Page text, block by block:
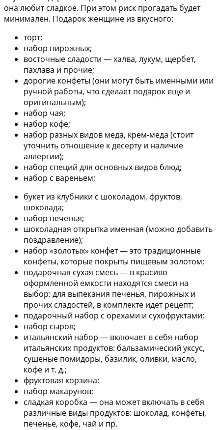
она любит сладкое. При этом риск прогадать будет
минимален. Подарок женщине из вкусного:
торт;
набор пирожных;
восточные сладости — халва, лукум, щербет,
пахлава и прочие;
дорогие конфеты (они могут быть именными или
ручной работы, что сделает подарок еще и
оригинальным);
набор чая;
набор кофе;
набор разных видов меда, крем-меда (стоит
уточнить отношение к десерту и наличие
аллергии);
набор специй для основных видов блюд;
набор с вареньем;
букет из клубники с шоколадом, фруктов,
шоколада;
набор печенья;
шоколадная открытка именная (можно добавить
поздравление);
набор «золотых» конфет — это традиционные
конфеты, которые покрыты пищевым золотом;
подарочная сухая смесь — в красиво
оформленной емкости находятся смеси на
выбор: для выпекания печенья, пирожных и
прочих сладостей, в комплекте идет рецепт;
подарочный набор с орехами и сухофруктами;
набор сыров;
итальянский набор — включает в себя набор
итальянских продуктов: бальзамический уксус,
сушеные помидоры, базилик, оливки, масло,
кофе и т. д.;
фруктовая корзина;
набор макарунов;
сладкая коробка — она может включать в себя
различные виды продуктов: шоколад, конфеты,
печенье, кофе, чай и пр.